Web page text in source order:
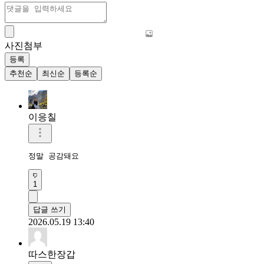
사진첨부
등록
추천순
최신순 등록순
이응칠
1
답글 쓰기
2026.05.19 13:40
따스한장갑